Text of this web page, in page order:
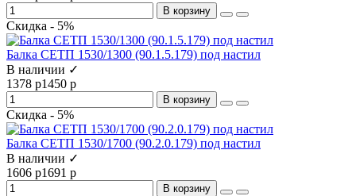
В корзину
Скидка - 5%
Балка СЕТП 1530/1300 (90.1.5.179) под настил
В наличии ✓
1378 р1450 р
В корзину
Скидка - 5%
Балка СЕТП 1530/1700 (90.2.0.179) под настил
В наличии ✓
1606 р1691 р
В корзину